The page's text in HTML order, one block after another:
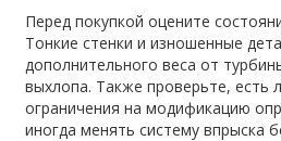
Перед покупкой оцените
Тонкие стенки и изношенные
дополнительного веса от
выхлопа. Также проверьте, есть
ограничения на модификацию
иногда менять систему впрыска